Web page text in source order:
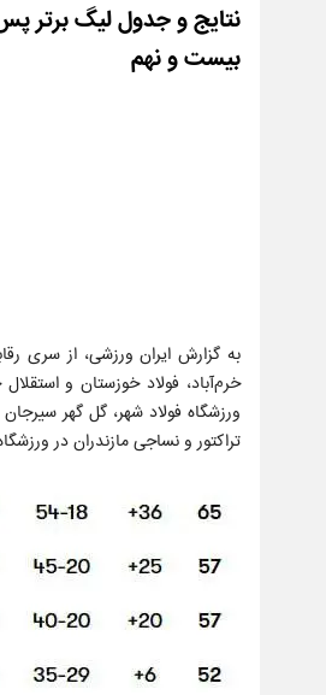
نتایج و جدول لیگ برتر
بیست و نهم
خرم‌آباد، فولاد خوزستان و
ورزشگاه فولاد شهر، گل گهر
تراکتور و نساجی مازندران در